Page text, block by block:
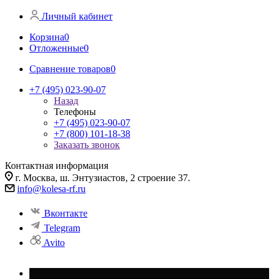
Личный кабинет
Корзина0
Отложенные0
Сравнение товаров0
+7 (495) 023-90-07
Назад
Телефоны
+7 (495) 023-90-07
+7 (800) 101-18-38
Заказать звонок
Контактная информация
г. Москва, ш. Энтузиастов, 2 строение 37.
info@kolesa-rf.ru
Вконтакте
Telegram
Avito